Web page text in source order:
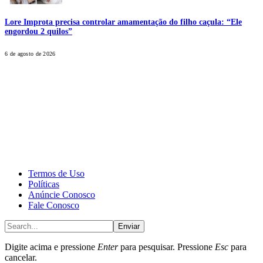
Lore Improta precisa controlar amamentação do filho caçula: “Ele
engordou 2 quilos”
6 de agosto de 2026
Termos de Uso
Políticas
Anúncie Conosco
Fale Conosco
Enviar
Digite acima e pressione Enterpara pesquisar. Pressione Esc para
cancelar.